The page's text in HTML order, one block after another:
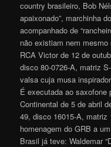
country brasileiro, Bob
apaixonado”, marchinha
acompanhado de
não existiam nem
RCA Victor de 12 de
disco 80-0726-A, matriz
valsa cuja musa
É executada ao saxofone
Continental de 5 de abril
49, disco 16015-A,
homenagem do GRB a
Brasil já teve: Waldemar